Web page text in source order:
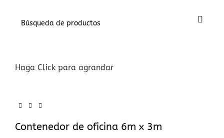
Haga Click para agrandar
Contenedor de oficina 6m x 3m